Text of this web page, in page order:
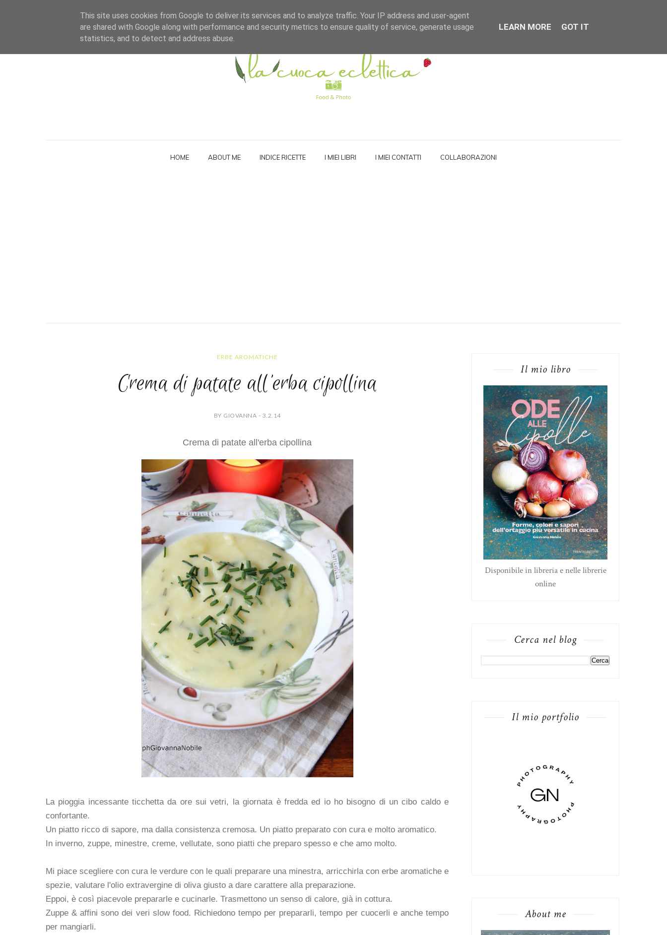
HOME ABOUT ME INDICE RICETTE I MIEI LIBRI I MIEI CONTATTI COLLABORAZIONI
ERBE AROMATICHE
Crema di patate all'erba cipollina
BY GIOVANNA - 3.2.14
Crema di patate all'erba cipollina
La pioggia incessante ticchetta da ore sui vetri, la giornata è fredda ed io ho bisogno di un cibo caldo e
confortante.
Un piatto ricco di sapore, ma dalla consistenza cremosa. Un piatto preparato con cura e molto aromatico.
In inverno, zuppe, minestre, creme, vellutate, sono piatti che preparo spesso e che amo molto.
Mi piace scegliere con cura le verdure con le quali preparare una minestra, arricchirla con erbe aromatiche e
spezie, valutare l'olio extravergine di oliva giusto a dare carattere alla preparazione.
Eppoi, è così piacevole prepararle e cucinarle. Trasmettono un senso di calore, già in cottura.
Zuppe & affini sono dei veri slow food. Richiedono tempo per prepararli, tempo per cuocerli e anche tempo
per mangiarli.
Il mio libro
Disponibile in libreria e nelle librerie
online
Cerca nel blog
Il mio portfolio
About me
This site uses cookies from Google to deliver its services and to analyze traffic. Your IP address and user-agent
are shared with Google along with performance and security metrics to ensure quality of service, generate usage
statistics, and to detect and address abuse.
LEARN MORE GOT IT